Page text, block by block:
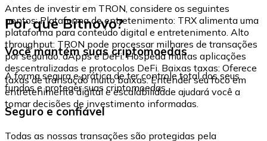
Antes de investir em TRON, considere os seguintes
pontos: Plataforma de entretenimento: TRX alimenta uma
plataforma para conteúdo digital e entretenimento. Alto
throughput: TRON pode processar milhares de transações
por segundo. dApps e DeFi: Hospeda muitas aplicações
descentralizadas e protocolos DeFi. Baixas taxas: Oferece
taxas de transação muito baixas. Entender seu foco em
entretenimento digital e escalabilidade ajudará você a
tomar decisões de investimento informadas.
Por que Bitnovo?
Você mantém suas criptomoedas
A forma segura e prática de ter controle total dos seus
fundos e proteger suas criptomoedas.
Seguro e confiável
Todas as nossas transações são protegidas pela